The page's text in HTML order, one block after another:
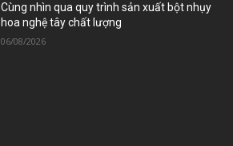
Cùng nhìn qua quy trình sản xuất bột nhụy
hoa nghệ tây chất lượng
06/08/2026